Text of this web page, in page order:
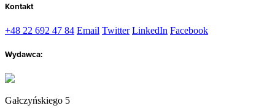
Kontakt
+48 22 692 47 84 Email Twitter LinkedIn Facebook
Wydawca:
Gałczyńskiego 5